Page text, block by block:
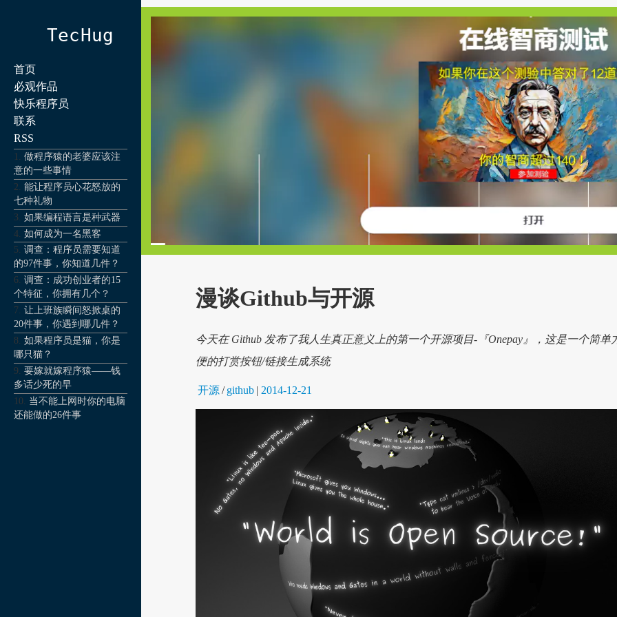
TecHug
首页
必观作品
快乐程序员
联系
RSS
做程序猿的老婆应该注
意的一些事情
能让程序员心花怒放的
七种礼物
如果编程语言是种武器
如何成为一名黑客
调查：程序员需要知道
的97件事，你知道几件？
调查：成功创业者的15
个特征，你拥有几个？
让上班族瞬间怒掀桌的
20件事，你遇到哪几件？
如果程序员是猫，你是
哪只猫？
要嫁就嫁程序猿——钱
多话少死的早
当不能上网时你的电脑
还能做的26件事
漫谈Github与开源
今天在 Github 发布了我人生真正意义上的第一个开源项目-『Onepay』，这是一个简单
便的打赏按钮/链接生成系统
开源/ github | 2014-12-21